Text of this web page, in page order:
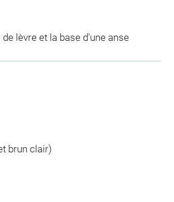
lèvre et la base d'une anse
brun clair)